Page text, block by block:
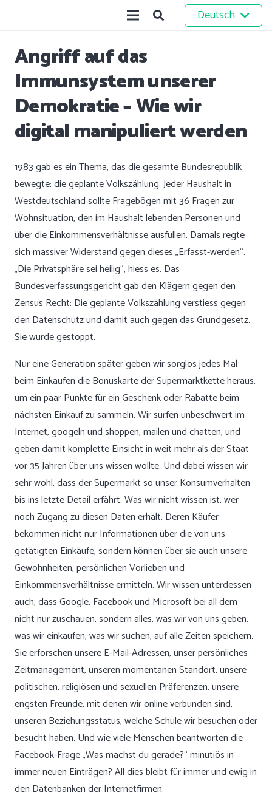
Deutsch
Angriff auf das
Immunsystem unserer
Demokratie – Wie wir
digital manipuliert werden
1983 gab es ein Thema, das die gesamte Bundesrepublik
bewegte: die geplante Volkszählung. Jeder Haushalt in
Westdeutschland sollte Fragebögen mit 36 Fragen zur
Wohnsituation, den im Haushalt lebenden Personen und
über die Einkommensverhältnisse ausfüllen. Damals regte
sich massiver Widerstand gegen dieses „Erfasst-werden“.
„Die Privatsphäre sei heilig“, hiess es. Das
Bundesverfassungsgericht gab den Klägern gegen den
Zensus Recht: Die geplante Volkszählung verstiess gegen
den Datenschutz und damit auch gegen das Grundgesetz.
Sie wurde gestoppt.
Nur eine Generation später geben wir sorglos jedes Mal
beim Einkaufen die Bonuskarte der Supermarktkette heraus,
um ein paar Punkte für ein Geschenk oder Rabatte beim
nächsten Einkauf zu sammeln. Wir surfen unbeschwert im
Internet, googeln und shoppen, mailen und chatten, und
geben damit komplette Einsicht in weit mehr als der Staat
vor 35 Jahren über uns wissen wollte. Und dabei wissen wir
sehr wohl, dass der Supermarkt so unser Konsumverhalten
bis ins letzte Detail erfährt. Was wir nicht wissen ist, wer
noch Zugang zu diesen Daten erhält. Deren Käufer
bekommen nicht nur Informationen über die von uns
getätigten Einkäufe, sondern können über sie auch unsere
Gewohnheiten, persönlichen Vorlieben und
Einkommensverhältnisse ermitteln. Wir wissen unterdessen
auch, dass Google, Facebook und Microsoft bei all dem
nicht nur zuschauen, sondern alles, was wir von uns geben,
was wir einkaufen, was wir suchen, auf alle Zeiten speichern.
Sie erforschen unsere E-Mail-Adressen, unser persönliches
Zeitmanagement, unseren momentanen Standort, unsere
politischen, religiösen und sexuellen Präferenzen, unsere
engsten Freunde, mit denen wir online verbunden sind,
unseren Beziehungsstatus, welche Schule wir besuchen oder
besucht haben. Und wie viele Menschen beantworten die
Facebook-Frage „Was machst du gerade?“ minutiös in
immer neuen Einträgen? All dies bleibt für immer und ewig in
den Datenbanken der Internetfirmen.